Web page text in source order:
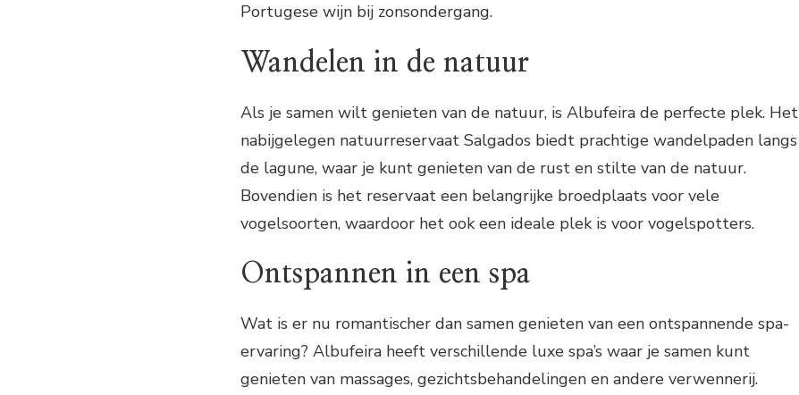
Portugese wijn bij zonsondergang.
Wandelen in de natuur
Als je samen wilt genieten van de natuur, is Albufeira de perfecte plek. Het
nabijgelegen natuurreservaat Salgados biedt prachtige wandelpaden langs
de lagune, waar je kunt genieten van de rust en stilte van de natuur.
Bovendien is het reservaat een belangrijke broedplaats voor vele
vogelsoorten, waardoor het ook een ideale plek is voor vogelspotters.
Ontspannen in een spa
Wat is er nu romantischer dan samen genieten van een ontspannende spa-
ervaring? Albufeira heeft verschillende luxe spa’s waar je samen kunt
genieten van massages, gezichtsbehandelingen en andere verwennerij.